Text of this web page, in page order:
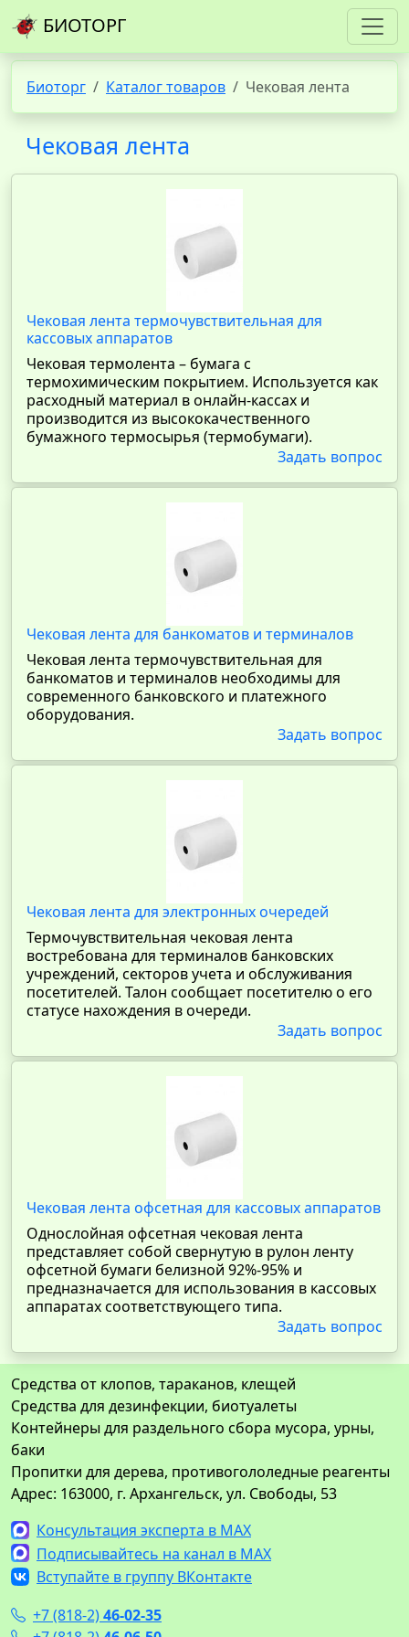
БИОТОРГ
Биоторг Каталог товаров Чековая лента
Чековая лента
Чековая лента термочувствительная для
кассовых аппаратов
Чековая термолента – бумага с
термохимическим покрытием. Используется как
расходный материал в онлайн-кассах и
производится из высококачественного
бумажного термосырья (термобумаги).
Задать вопрос
Чековая лента для банкоматов и терминалов
Чековая лента термочувствительная для
банкоматов и терминалов необходимы для
современного банковского и платежного
оборудования.
Задать вопрос
Чековая лента для электронных очередей
Термочувствительная чековая лента
востребована для терминалов банковских
учреждений, секторов учета и обслуживания
посетителей. Талон сообщает посетителю о его
статусе нахождения в очереди.
Задать вопрос
Чековая лента офсетная для кассовых аппаратов
Однослойная офсетная чековая лента
представляет собой свернутую в рулон ленту
офсетной бумаги белизной 92%-95% и
предназначается для использования в кассовых
аппаратах соответствующего типа.
Задать вопрос
Средства от клопов, тараканов, клещей
Средства для дезинфекции, биотуалеты
Контейнеры для раздельного сбора мусора, урны,
баки
Пропитки для дерева, противогололедные реагенты
Адрес: 163000, г. Архангельск, ул. Свободы, 53
Консультация эксперта в MAX
Подписывайтесь на канал в MAX
Вступайте в группу ВКонтакте
+7 (818-2)46-02-35